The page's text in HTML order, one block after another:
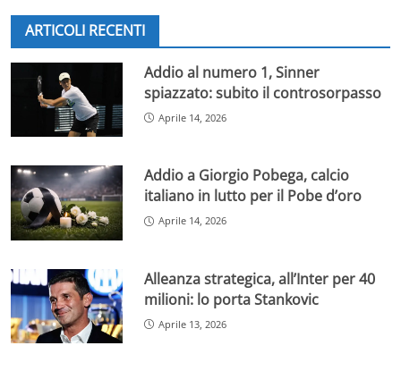
ARTICOLI RECENTI
Addio al numero 1, Sinner
spiazzato: subito il controsorpasso
Aprile 14, 2026
Addio a Giorgio Pobega, calcio
italiano in lutto per il Pobe d’oro
Aprile 14, 2026
Alleanza strategica, all’Inter per 40
milioni: lo porta Stankovic
Aprile 13, 2026